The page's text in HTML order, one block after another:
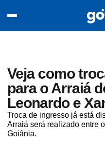
Veja como
para o Arraiá
Leonardo e
Troca de ingresso já está
Arraiá será realizado entre
Goiânia.
acontece agora
entretenimento
vídeos
pod020